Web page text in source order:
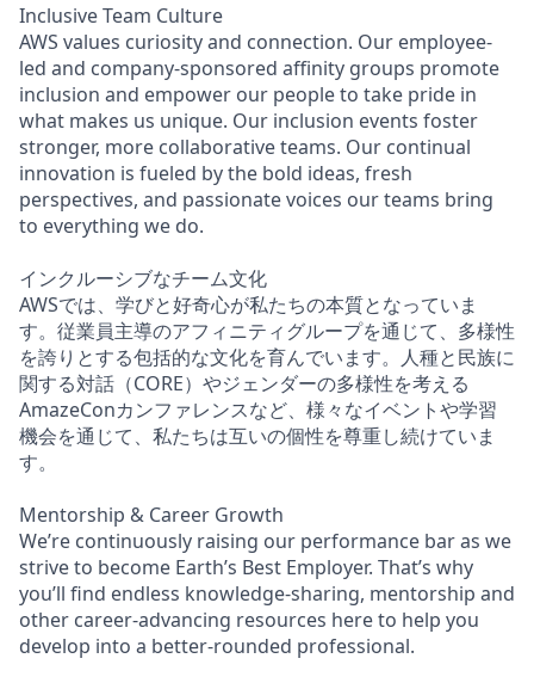
Inclusive Team Culture
AWS values curiosity and connection. Our employee-
led and company-sponsored affinity groups promote
inclusion and empower our people to take pride in
what makes us unique. Our inclusion events foster
stronger, more collaborative teams. Our continual
innovation is fueled by the bold ideas, fresh
perspectives, and passionate voices our teams bring
to everything we do.
インクルーシブなチーム文化
AWSでは、学びと好奇心が私たちの本質となっていま
す。従業員主導のアフィニティグループを通じて、多様性
を誇りとする包括的な文化を育んでいます。人種と民族に
関する対話（CORE）やジェンダーの多様性を考える
AmazeConカンファレンスなど、様々なイベントや学習
機会を通じて、私たちは互いの個性を尊重し続けていま
す。
Mentorship & Career Growth
We’re continuously raising our performance bar as we
strive to become Earth’s Best Employer. That’s why
you’ll find endless knowledge-sharing, mentorship and
other career-advancing resources here to help you
develop into a better-rounded professional.